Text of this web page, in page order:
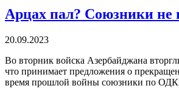
Арцах пал? Союзники
20.09.2023
Во вторник войска Азербайджана
что принимает предложения о
время прошлой войны союзники по